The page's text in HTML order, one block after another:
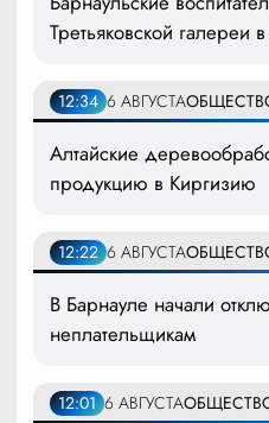
Третьяковской галереи
12:34 6 АВГУСТА
Алтайские
продукцию в Киргизию
12:22 6 АВГУСТА
В Барнауле начали
неплательщикам
12:01 6 АВГУСТА